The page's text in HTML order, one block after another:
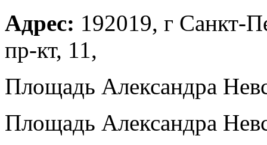
Адрес: 192019, г Санкт-
пр-кт, 11,
Площадь Александра
Площадь Александра